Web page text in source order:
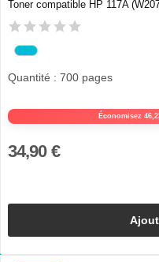
Toner compatible HP 117A
Économisez
Quantité : 700 pages
34,90 €